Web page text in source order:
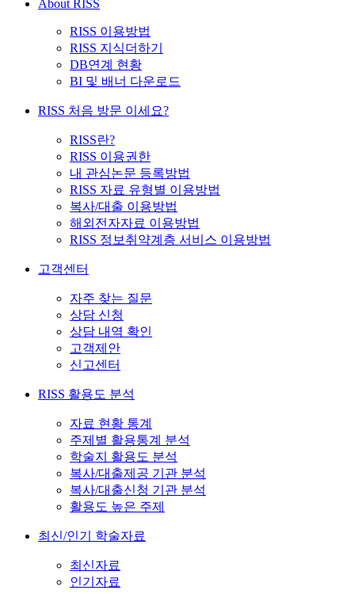
About RISS
RISS 이용방법
RISS 지식더하기
DB연계 현황
BI 및 배너 다운로드
RISS 처음 방문 이세요?
RISS란?
RISS 이용권한
내 관심논문 등록방법
RISS 자료 유형별 이용방법
복사/대출 이용방법
해외전자자료 이용방법
RISS 정보취약계층 서비스 이용방법
고객센터
자주 찾는 질문
상담 신청
상담 내역 확인
고객제안
신고센터
RISS 활용도 분석
자료 현황 통계
주제별 활용통계 분석
학술지 활용도 분석
복사/대출제공 기관 분석
복사/대출신청 기관 분석
활용도 높은 주제
최신/인기 학술자료
최신자료
인기자료